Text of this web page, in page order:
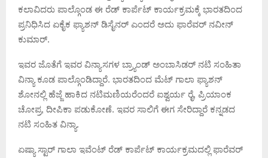
ಕಲಾವಿದರು ಪಾಲ್ಗೊಂಡ ಈ ರೆಡ್ ಕಾರ್ಪೆಟ್ ಕಾರ್ಯಕ್ರಮಕ್ಕೆ ಭಾರತದಿಂದ
ಪ್ರನಿಧಿಸಿದ ಏಕೈಕ ಫ್ಯಾಶನ್ ಡಿಸೈನರ್ ಎಂದರೆ ಅದು ಫಾರೆವರ್ ನವೀನ್
ಕುಮಾರ್.
ಇವರ ಜೊತೆಗೆ ಇವರ ವಿನ್ಯಾಸಗಳ ಬ್ರ್ಯಾಂಡ್ ಅಂಬಾಸಿಡರ್ ನಟಿ ಸಂಹಿತಾ
ವಿನ್ಯಾ ಕೂಡ ಪಾಲ್ಗೊಂಡಿದ್ದಾರೆ. ಭಾರತದಿಂದ ಮೆಟ್ ಗಾಲಾ ಫ್ಯಾಶನ್
ಶೋನಲ್ಲಿ ಹೆಜ್ಜೆ ಹಾಕಿದ ನಟಿಮಣಿಯರೆಂದರೆ ಐಶ್ವರ್ಯ ರೈ, ಪ್ರಿಯಾಂಕ
ಚೋಪ್ರ, ದೀಪಿಕಾ ಪಡುಕೋಣೆ. ಇವರ ಸಾಲಿಗೆ ಈಗ ಸೇರಿದ್ದಾರೆ ಕನ್ನಡದ
ನಟಿ ಸಂಹಿತ ವಿನ್ಯಾ.
ಏಷ್ಯಾ ಸ್ಟಾರ್ ಗಾಲಾ ಇವೆಂಟ್ ರೆಡ್ ಕಾರ್ಪೆಟ್ ಕಾರ್ಯಕ್ರಮದಲ್ಲಿ ಫಾರೆವರ್